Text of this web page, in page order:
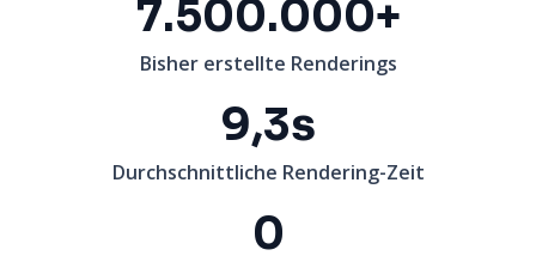
7.500.000+
Bisher erstellte Renderings
9,3s
Durchschnittliche Rendering-Zeit
0